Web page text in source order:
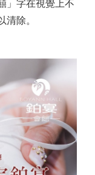
」字在視覺上不
清除。